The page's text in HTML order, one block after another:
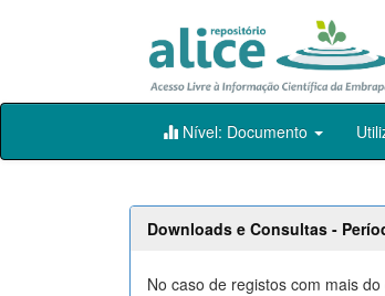
Skip
Nível: Documento
Downloads e Consultas -
No caso de registos com mais